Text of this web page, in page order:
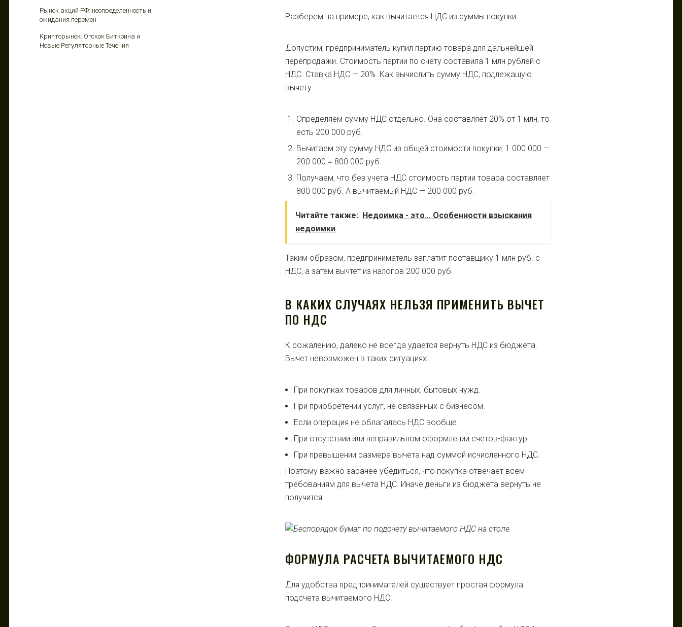
Разберем на примере, как вычитается НДС из суммы покупки.
Допустим, предприниматель купил партию товара для дальнейшей
перепродажи. Стоимость партии по счету составила 1 млн рублей с
НДС. Ставка НДС — 20%. Как вычислить сумму НДС, подлежащую
вычету:
Определяем сумму НДС отдельно. Она составляет 20% от 1 млн, то
есть 200 000 руб.
Вычитаем эту сумму НДС из общей стоимости покупки: 1 000 000 —
200 000 = 800 000 руб.
Получаем, что без учета НДС стоимость партии товара составляет
800 000 руб. А вычитаемый НДС — 200 000 руб.
Читайте также: Недоимка - это... Особенности взыскания
недоимки
Таким образом, предприниматель заплатит поставщику 1 млн руб. с
НДС, а затем вычтет из налогов 200 000 руб.
В КАКИХ СЛУЧАЯХ НЕЛЬЗЯ ПРИМЕНИТЬ ВЫЧЕТ
ПО НДС
К сожалению, далеко не всегда удается вернуть НДС из бюджета.
Вычет невозможен в таких ситуациях:
При покупках товаров для личных, бытовых нужд.
При приобретении услуг, не связанных с бизнесом.
Если операция не облагалась НДС вообще.
При отсутствии или неправильном оформлении счетов-фактур.
При превышении размера вычета над суммой исчисленного НДС.
Поэтому важно заранее убедиться, что покупка отвечает всем
требованиям для вычета НДС. Иначе деньги из бюджета вернуть не
получится.
ФОРМУЛА РАСЧЕТА ВЫЧИТАЕМОГО НДС
Для удобства предпринимателей существует простая формула
подсчета вычитаемого НДС:
Рынок акций РФ: неопределенность и
ожидания перемен
Крипторынок: Отскок Биткоина и
Новые Регуляторные Течения